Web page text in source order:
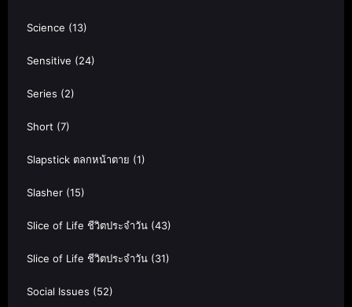
Science (13)
Sensitive (24)
Series (2)
Short (7)
Slapstick ตลกหน้าตาย (1)
Slasher (15)
Slice of Life ชีวิตประจำวัน (43)
Slice of Life ชีวิตประจำวัน (31)
Social Issues (52)